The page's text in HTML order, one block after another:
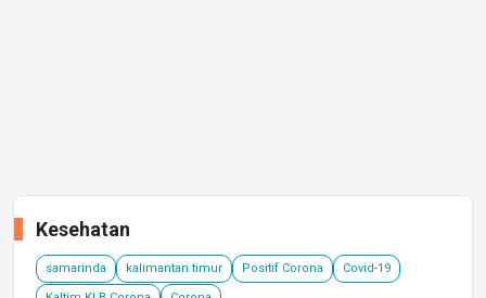
Kesehatan
samarinda kalimantan timur Positif Corona Covid-19